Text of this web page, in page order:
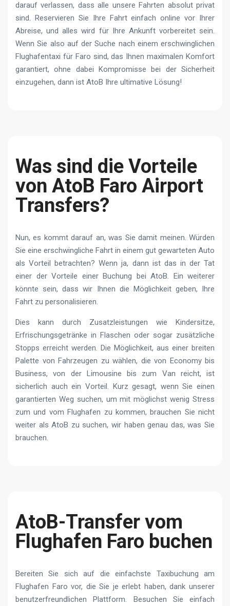
darauf verlassen, dass alle unsere Fahrten absolut privat
sind. Reservieren Sie Ihre Fahrt einfach online vor Ihrer
Abreise, und alles wird für Ihre Ankunft vorbereitet sein.
Wenn Sie also auf der Suche nach einem erschwinglichen
Flughafentaxi für Faro sind, das Ihnen maximalen Komfort
garantiert, ohne dabei Kompromisse bei der Sicherheit
einzugehen, dann ist AtoB Ihre ultimative Lösung!
Was sind die Vorteile
von AtoB Faro Airport
Transfers?
Nun, es kommt darauf an, was Sie damit meinen. Würden
Sie eine erschwingliche Fahrt in einem gut gewarteten Auto
als Vorteil betrachten? Wenn ja, dann ist das in der Tat
einer der Vorteile einer Buchung bei AtoB. Ein weiterer
könnte sein, dass wir Ihnen die Möglichkeit geben, Ihre
Fahrt zu personalisieren.
Dies kann durch Zusatzleistungen wie Kindersitze,
Erfrischungsgetränke in Flaschen oder sogar zusätzliche
Stopps erreicht werden. Die Möglichkeit, aus einer breiten
Palette von Fahrzeugen zu wählen, die von Economy bis
Business, von der Limousine bis zum Van reicht, ist
sicherlich auch ein Vorteil. Kurz gesagt, wenn Sie einen
garantierten Weg suchen, um mit möglichst wenig Stress
zum und vom Flughafen zu kommen, brauchen Sie nicht
weiter als AtoB zu suchen, wir haben genau das, was Sie
brauchen.
AtoB-Transfer vom
Flughafen Faro buchen
Bereiten Sie sich auf die einfachste Taxibuchung am
Flughafen Faro vor, die Sie je erlebt haben, dank unserer
benutzerfreundlichen Plattform. Besuchen Sie einfach